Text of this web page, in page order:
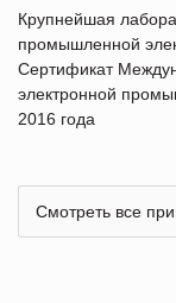
Крупнейшая
промышленной
Сертификат
электронной
2016 года
Смотреть все